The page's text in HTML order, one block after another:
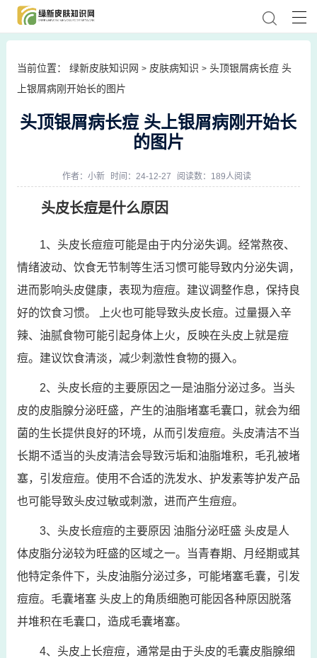
当前位置： 绿新皮肤知识网 > 皮肤病知识 > 头顶银屑病长痘 头
上银屑病刚开始长的图片
头顶银屑病长痘 头上银屑病刚开始长
的图片
作者： 小新 时间：24-12-27 阅读数：189人阅读
头皮长痘是什么原因
1、头皮长痘痘可能是由于内分泌失调。经常熬夜、
情绪波动、饮食无节制等生活习惯可能导致内分泌失调，
进而影响头皮健康，表现为痘痘。建议调整作息，保持良
好的饮食习惯。 上火也可能导致头皮长痘。过量摄入辛
辣、油腻食物可能引起身体上火，反映在头皮上就是痘
痘。建议饮食清淡，减少刺激性食物的摄入。
2、头皮长痘的主要原因之一是油脂分泌过多。当头
皮的皮脂腺分泌旺盛，产生的油脂堵塞毛囊口，就会为细
菌的生长提供良好的环境，从而引发痘痘。头皮清洁不当
长期不适当的头皮清洁会导致污垢和油脂堆积，毛孔被堵
塞，引发痘痘。使用不合适的洗发水、护发素等护发产品
也可能导致头皮过敏或刺激，进而产生痘痘。
3、头皮长痘痘的主要原因 油脂分泌旺盛 头皮是人
体皮脂分泌较为旺盛的区域之一。当青春期、月经期或其
他特定条件下，头皮油脂分泌过多，可能堵塞毛囊，引发
痘痘。毛囊堵塞 头皮上的角质细胞可能因各种原因脱落
并堆积在毛囊口，造成毛囊堵塞。
4、头皮上长痘痘，通常是由于头皮的毛囊皮脂腺细